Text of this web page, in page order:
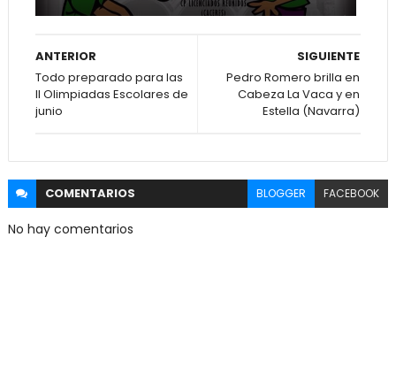
SIGUIENTE
Pedro Romero brilla en
Cabeza La Vaca y en
Estella (Navarra)
ANTERIOR
Todo preparado para las
II Olimpiadas Escolares de
junio
COMENTARIOS BLOGGER FACEBOOK
No hay comentarios